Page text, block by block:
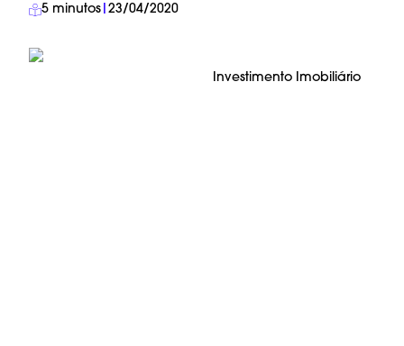
5 minutos 23/04/2020
Investimento Imobiliário